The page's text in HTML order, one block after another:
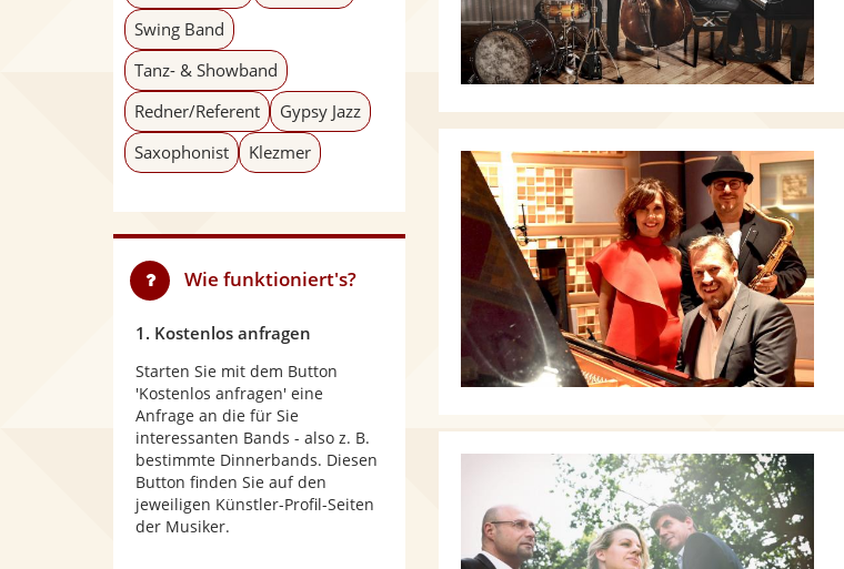
Swing Band
Tanz- & Showband
Redner/Referent
Gypsy Jazz
Saxophonist
Klezmer
Wie funktioniert's?
1. Kostenlos anfragen
Starten Sie mit dem Button
'Kostenlos anfragen' eine
Anfrage an die für Sie
interessanten Bands - also z. B.
bestimmte Dinnerbands. Diesen
Button finden Sie auf den
jeweiligen Künstler-Profil-Seiten
der Musiker.